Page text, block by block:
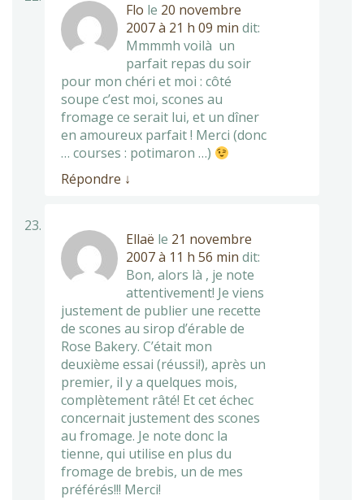
Flo le 20 novembre
2007 à 21 h 09 min dit:
Mmmmh voilà un
parfait repas du soir
pour mon chéri et moi : côté
soupe c’est moi, scones au
fromage ce serait lui, et un dîner
en amoureux parfait ! Merci (donc
… courses : potimaron …)
Répondre ↓
Ellaë le 21 novembre
2007 à 11 h 56 min dit:
Bon, alors là , je note
attentivement! Je viens
justement de publier une recette
de scones au sirop d’érable de
Rose Bakery. C’était mon
deuxième essai (réussi!), après un
premier, il y a quelques mois,
complètement râté! Et cet échec
concernait justement des scones
au fromage. Je note donc la
tienne, qui utilise en plus du
fromage de brebis, un de mes
préférés!!! Merci!